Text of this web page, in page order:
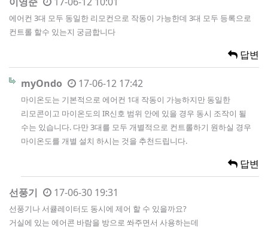
에어컨 3대 모두 동일한 리모컨으로 작동이 가능한데 3대 모두 등록으로
컨트롤 할수 있는지 궁금합니다
답변
myOndo 17-06-12 17:42
마이온도는 기본적으로 에어컨 1대 작동이 가능하지만 동일한
리모콘이고 마이온도의 IR신호 범위 안에 있을 경우 동시 조작이 될
수는 있습니다. 다만 3대를 모두 개별적으로 컨트롤하기 원하실 경우
마이온도를 개별 설치 하시는 것을 추천드립니다.
답변
선풍기 17-06-30 19:31
선풍기나 서큘레이터도 동시에 제어 할 수 있을까요?
거실에 있는 에어콘 바람을 방으로 쏴주면서 사용하는데